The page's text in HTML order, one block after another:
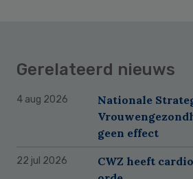
Gerelateerd nieuws
4 aug 2026
Nationale
geen effect
22 jul 2026
CWZ heeft